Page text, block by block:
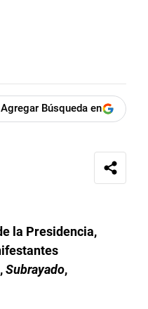
Agregar Búsqueda en
la Presidencia,
Subrayado,